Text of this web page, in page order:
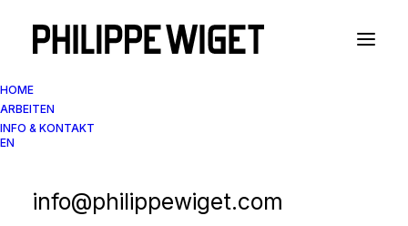
HOME
ARBEITEN
INFO & KONTAKT
EN
info@philippewiget.com